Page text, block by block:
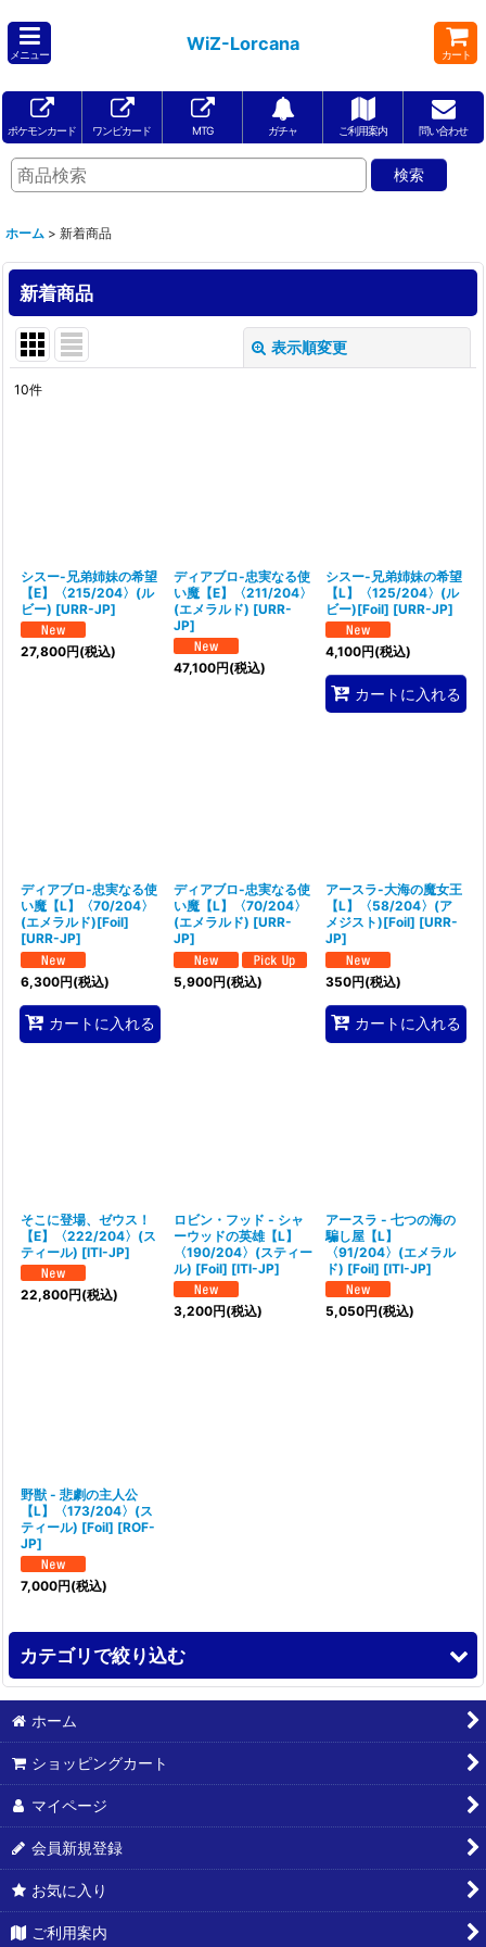
メニュー
WiZ-Lorcana
カート
ポケモンカード ワンピカード MTG ガチャ ご利用案内 問い合わせ
ホーム > 新着商品
新着商品
表示順変更
絞り込む
10件
シスー-兄弟姉妹の希望
【E】〈215/204〉(ル
ビー) [URR-JP]
27,800円(税込)
ディアブロ-忠実なる使
い魔【E】〈211/204〉
(エメラルド) [URR-
JP]
47,100円(税込)
シスー-兄弟姉妹の希望
【L】〈125/204〉(ル
ビー)[Foil] [URR-JP]
4,100円(税込)
カートに入れる
ディアブロ-忠実なる使
い魔【L】〈70/204〉
(エメラルド)[Foil]
[URR-JP]
6,300円(税込)
カートに入れる
ディアブロ-忠実なる使
い魔【L】〈70/204〉
(エメラルド) [URR-
JP]
5,900円(税込)
アースラ-大海の魔女王
【L】〈58/204〉(ア
メジスト)[Foil] [URR-
JP]
350円(税込)
カートに入れる
そこに登場、ゼウス！
【E】〈222/204〉(ス
ティール) [ITI-JP]
22,800円(税込)
ロビン・フッド - シャ
ーウッドの英雄【L】
〈190/204〉(スティー
ル) [Foil] [ITI-JP]
3,200円(税込)
アースラ - 七つの海の
騙し屋【L】
〈91/204〉(エメラル
ド) [Foil] [ITI-JP]
5,050円(税込)
野獣 - 悲劇の主人公
【L】〈173/204〉(ス
ティール) [Foil] [ROF-
JP]
7,000円(税込)
カテゴリで絞り込む
シングルカード
パック/BOX/未開封品
公式サプライ
スリーブ
デッキケース
ホーム
ショッピングカート
マイページ
会員新規登録
お気に入り
ご利用案内